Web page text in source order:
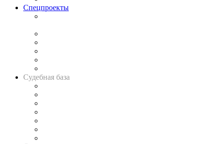
Спецпроекты
Судебная база